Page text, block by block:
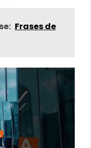
Frases de